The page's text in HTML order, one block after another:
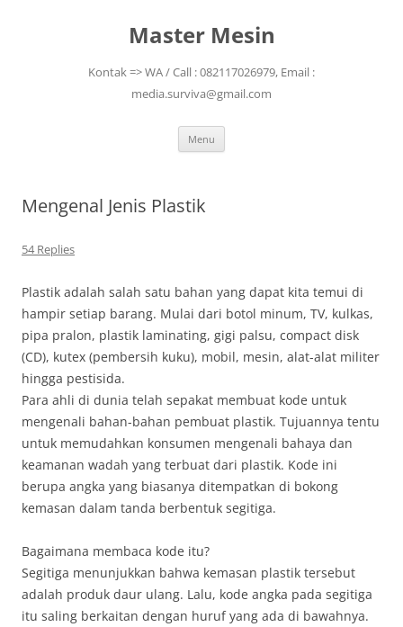
Master Mesin
Kontak => WA / Call : 082117026979, Email :
media.surviva@gmail.com
Menu
Mengenal Jenis Plastik
54 Replies
Plastik adalah salah satu bahan yang dapat kita temui di
hampir setiap barang. Mulai dari botol minum, TV, kulkas,
pipa pralon, plastik laminating, gigi palsu, compact disk
(CD), kutex (pembersih kuku), mobil, mesin, alat-alat militer
hingga pestisida.
Para ahli di dunia telah sepakat membuat kode untuk
mengenali bahan-bahan pembuat plastik. Tujuannya tentu
untuk memudahkan konsumen mengenali bahaya dan
keamanan wadah yang terbuat dari plastik. Kode ini
berupa angka yang biasanya ditempatkan di bokong
kemasan dalam tanda berbentuk segitiga.
Bagaimana membaca kode itu?
Segitiga menunjukkan bahwa kemasan plastik tersebut
adalah produk daur ulang. Lalu, kode angka pada segitiga
itu saling berkaitan dengan huruf yang ada di bawahnya.